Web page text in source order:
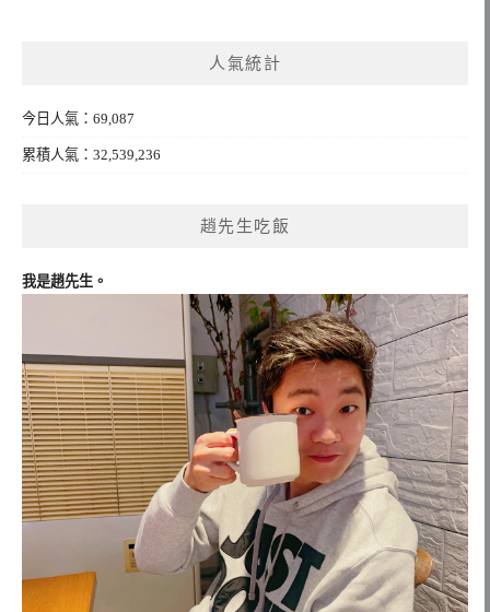
人氣統計
今日人氣：69,087
累積人氣：32,539,236
趙先生吃飯
我是趙先生。